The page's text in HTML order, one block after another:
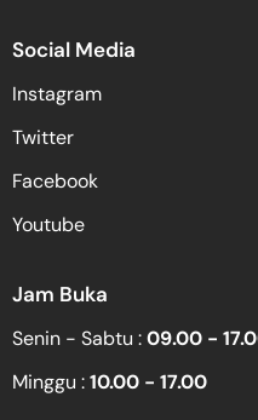
Social Media
Instagram
Twitter
Facebook
Youtube
Jam Buka
Senin - Sabtu :09.00 -
Minggu :10.00 - 17.00